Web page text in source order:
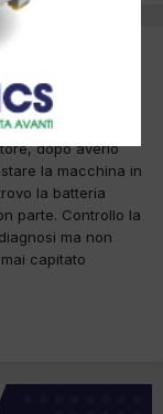
fa il mio
dopo averlo
la macchina in
la batteria
parte. Controllo la
ma non
capitato